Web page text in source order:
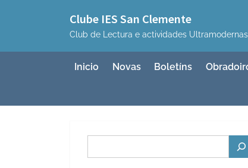
Clube IES San Clemente
Club de Lectura e actividades
Inicio Novas Boletíns